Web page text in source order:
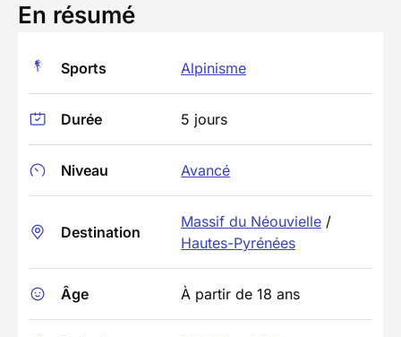
En résumé
Sports Alpinisme
Durée 5 jours
Niveau Avancé
Destination
Massif du Néouvielle /
Hautes-Pyrénées
Âge À partir de 18 ans